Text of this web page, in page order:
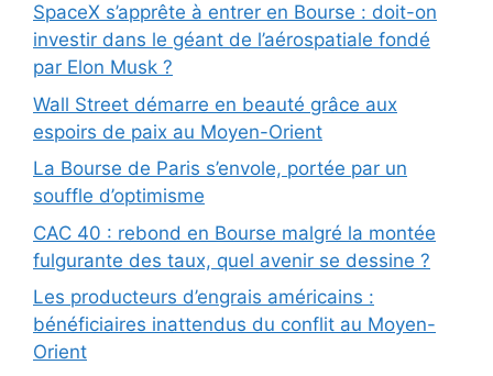
SpaceX s’apprête à entrer en Bourse : doit-on
investir dans le géant de l’aérospatiale fondé
par Elon Musk ?
Wall Street démarre en beauté grâce aux
espoirs de paix au Moyen-Orient
La Bourse de Paris s’envole, portée par un
souffle d’optimisme
CAC 40 : rebond en Bourse malgré la montée
fulgurante des taux, quel avenir se dessine ?
Les producteurs d’engrais américains :
bénéficiaires inattendus du conflit au Moyen-
Orient